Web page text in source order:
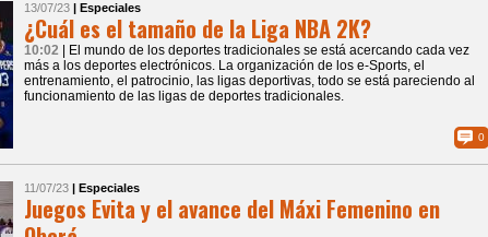
13/07/23 | Especiales
¿Cuál es el tamaño de la Liga NBA 2K?
10:02
| El mundo de los deportes tradicionales se está acercando cada vez
más a los deportes electrónicos. La organización de los e-Sports, el
entrenamiento, el patrocinio, las ligas deportivas, todo se está pareciendo al
funcionamiento de las ligas de deportes tradicionales.
0
11/07/23 | Especiales
Juegos Evita y el avance del Máxi Femenino en